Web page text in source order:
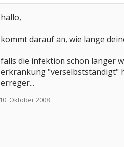
hallo,
kommt darauf an, wie lange
falls die infektion schon länger
erkrankung "verselbstständigt"
erreger...
10. Oktober 2008